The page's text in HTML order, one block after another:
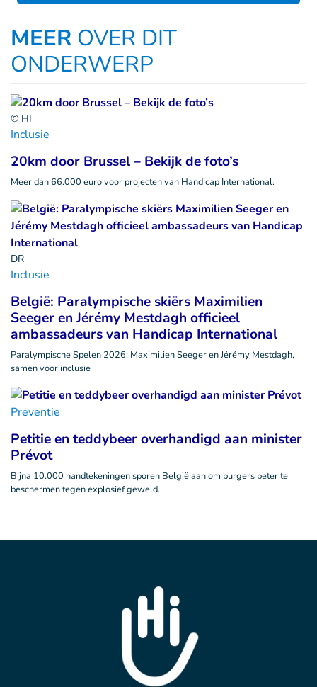
MEER OVER DIT
ONDERWERP
© HI
Inclusie
20km door Brussel – Bekijk de foto’s
Meer dan 66.000 euro voor projecten van Handicap International.
DR
Inclusie
België: Paralympische skiërs Maximilien
Seeger en Jérémy Mestdagh officieel
ambassadeurs van Handicap International
Paralympische Spelen 2026: Maximilien Seeger en Jérémy Mestdagh,
samen voor inclusie
Preventie
Petitie en teddybeer overhandigd aan minister
Prévot
Bijna 10.000 handtekeningen sporen België aan om burgers beter te
beschermen tegen explosief geweld.